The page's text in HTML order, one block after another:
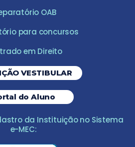
OAB
para concursos
em Direito
VESTIBULAR
do Aluno
da Instituição no Sistema
e-MEC: